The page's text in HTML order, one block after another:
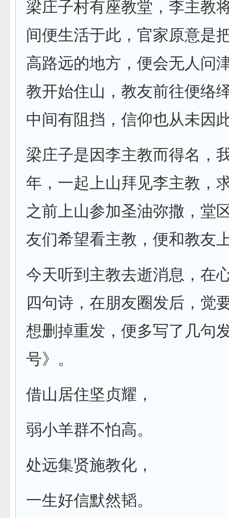
梁庄子村有座教堂，李主教
间便生活于此，官家原意是
高路远的地方，便会无人问
教开始住山，教友前往便络
中间有阻挡，信仰也从未因
梁庄子是因李主教而得名，
年，一起上山拜见李主教，
之前上山参加圣油弥撒，堂
友们希望看主教，便和教友
今天听到主教去逝消息，在
四句诗，在朋友圈发后，觉
想删掉重发，便多写了几句
号》。
借山居住坚贞耀，
弱小羊群不怕高。
处远集贤施教化，
一生好信默然韬。